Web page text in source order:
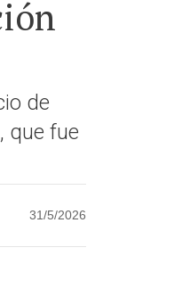
de
que fue
31/5/2026